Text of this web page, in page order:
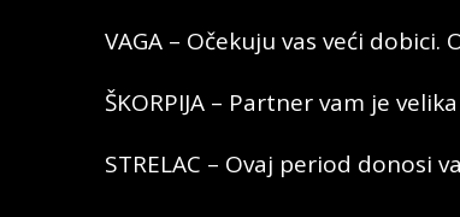
VAGA – Očekuju vas veći
ŠKORPIJA – Partner vam je
STRELAC – Ovaj period donosi